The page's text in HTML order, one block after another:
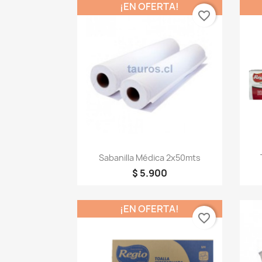
Vista rápida
Sabanilla Médica 2x50mts
$ 5.900
¡EN OFERTA!
favorite_border
¡EN OFERTA!
favorite_border